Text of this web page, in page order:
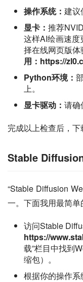
操作系统： 建议
显卡： 推荐
这样AI绘画速
择在线网页版体
用：https://
Python环境：
上。
显卡驱动： 请确
完成以上检查后，下
Stable
“Stable Diffusion
一。下面我用最简单
访问Stable
https://
载”栏目中找到
缩包）。
根据你的操作系